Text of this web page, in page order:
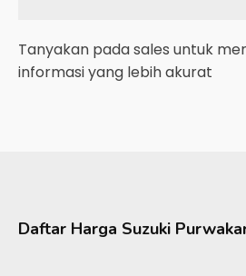
Tanyakan pada sales untuk
informasi yang lebih akurat
Daftar Harga Suzuki